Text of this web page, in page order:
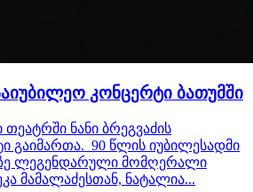
კონცერტი ბათუმში
ნანი ბრეგვაძის
გაიმართა. 90 წლის იუბილესადმი
ლეგენდარული მომღერალი
მამალაძესთან, ნატალია...